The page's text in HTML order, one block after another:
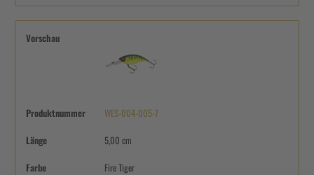
Vorschau
Produktnummer WES-004-005-7
Länge 5,00 cm
Farbe Fire Tiger